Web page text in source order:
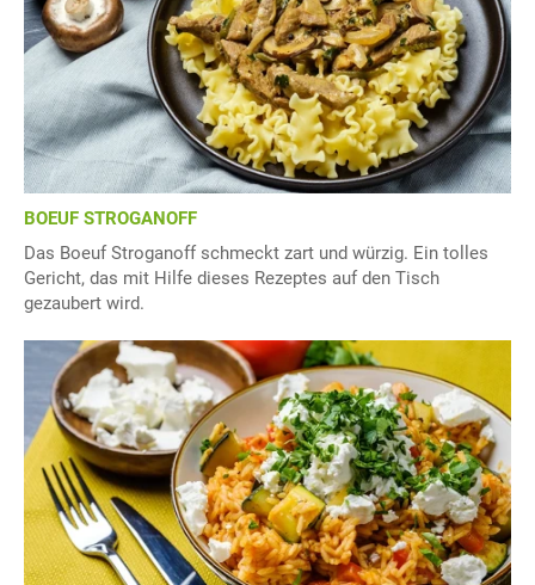
BOEUF STROGANOFF
Das Boeuf Stroganoff schmeckt zart und würzig. Ein tolles
Gericht, das mit Hilfe dieses Rezeptes auf den Tisch
gezaubert wird.